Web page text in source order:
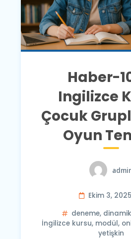
Haber-
Ingilizce
Çocuk
Oyun
Ekim 3, 2025
deneme, dinamik
İngilizce kursu, modül,
yetişkin